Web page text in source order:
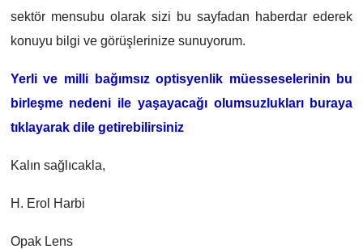
sektör mensubu olarak sizi bu sayfadan haberdar ederek
konuyu bilgi ve görüşlerinize sunuyorum.
Yerli ve milli bağımsız optisyenlik müesseselerinin bu
birleşme nedeni ile yaşayacağı olumsuzlukları buraya
tıklayarak dile getirebilirsiniz
Kalın sağlıcakla,
H. Erol Harbi
Opak Lens